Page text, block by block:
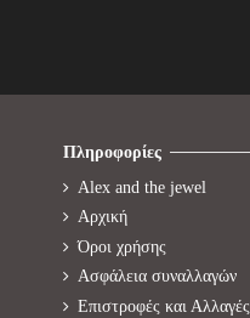
Πληροφορίες
Alex and the jewel
Αρχική
Όροι χρήσης
Ασφάλεια συναλλαγών
Επιστροφές και Αλλαγές